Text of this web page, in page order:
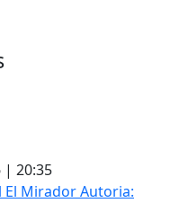
| 20:35
El MiradorAutoria: